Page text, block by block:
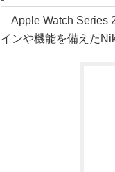
Apple Watch Series
インや機能を備えた